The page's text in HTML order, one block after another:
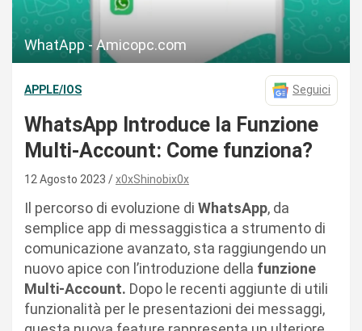
WhatApp - Amicopc.com
APPLE/IOS Seguici
WhatsApp Introduce la Funzione
Multi-Account: Come funziona?
12 Agosto 2023 x0xShinobix0x
Il percorso di evoluzione di WhatsApp, da
semplice app di messaggistica a strumento di
comunicazione avanzato, sta raggiungendo un
nuovo apice con l’introduzione della funzione
Multi-Account. Dopo le recenti aggiunte di utili
funzionalità per le presentazioni dei messaggi,